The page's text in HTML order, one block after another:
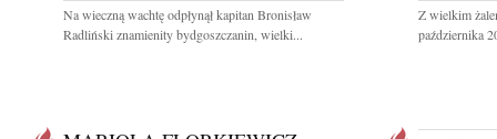
Na wieczną wachtę odpłynął kapitan Bronisław
Radliński znamienity bydgoszczanin, wielki...
Z wielkim
października